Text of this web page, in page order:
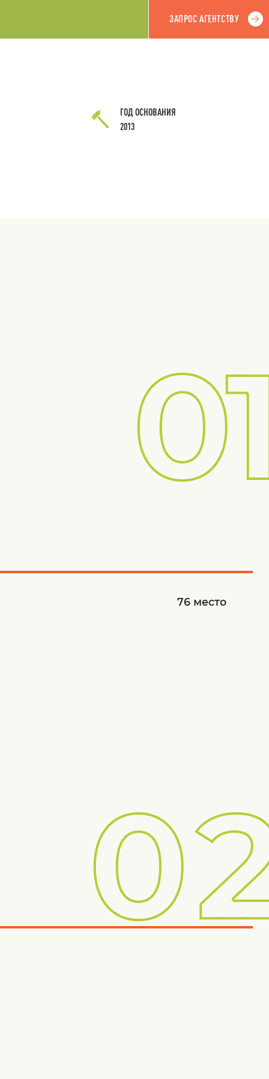
ЗАПРОС АГЕНТСТВУ
ГОД ОСНОВАНИЯ
2013
76 место